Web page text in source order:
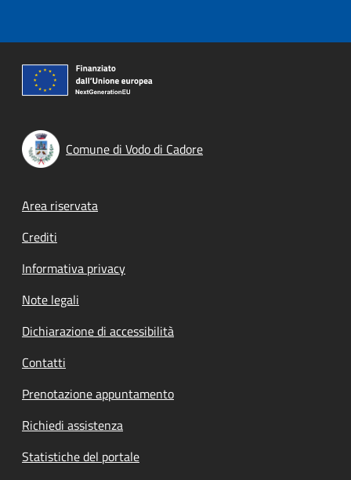
Comune di Vodo di Cadore
Footer menu
Area riservata
Crediti
Informativa privacy
Note legali
Dichiarazione di accessibilità
Contatti
Prenotazione appuntamento
Richiedi assistenza
Statistiche del portale